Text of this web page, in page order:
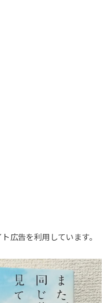
広告を利用しています。